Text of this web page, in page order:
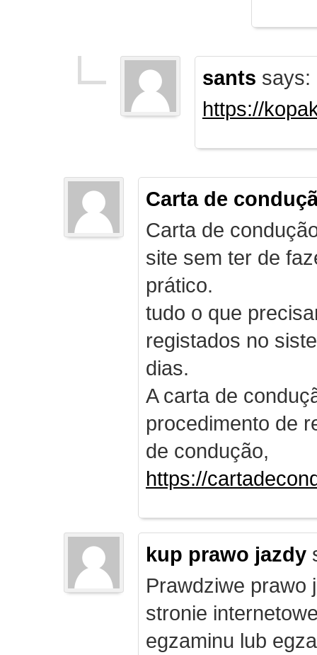
sants says:
https://
Carta de
Carta de
site sem ter de
prático.
tudo o que
registados no
dias.
A carta de
procedimento de
de condução,
https://
kup prawo jazdy
Prawdziwe prawo
stronie
egzaminu lub